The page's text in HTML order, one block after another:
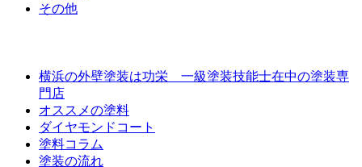
その他
横浜の外壁塗装は功栄 一級塗装技能士在中の塗装専
門店
オススメの塗料
ダイヤモンドコート
塗料コラム
塗装の流れ